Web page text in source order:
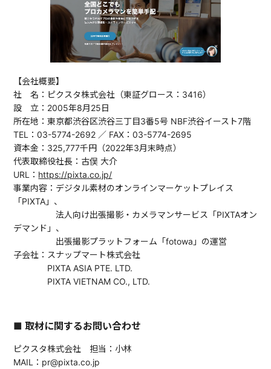
【会社概要】
社 名：ピクスタ株式会社（東証グロース：3416）
設 立：2005年8月25日
所在地：東京都渋谷区渋谷三丁目3番5号 NBF渋谷イースト7階
TEL：03-5774-2692 ／ FAX：03-5774-2695
資本金：325,777千円（2022年3月末時点）
代表取締役社長：古俣 大介
URL： https://pixta.co.jp/
事業内容：デジタル素材のオンラインマーケットプレイス
「PIXTA」、
法人向け出張撮影・カメラマンサービス「PIXTAオン
デマンド」、
出張撮影プラットフォーム「fotowa」の運営
子会社：スナップマート株式会社
PIXTA ASIA PTE. LTD.
PIXTA VIETNAM CO., LTD.
■ 取材に関するお問い合わせ
ピクスタ株式会社 担当：小林
MAIL：pr@pixta.co.jp